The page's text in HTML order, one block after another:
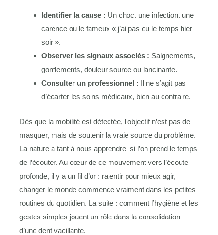
Identifier la cause : Un choc, une infection, une
carence ou le fameux « j’ai pas eu le temps hier
soir ».
Observer les signaux associés : Saignements,
gonflements, douleur sourde ou lancinante.
Consulter un professionnel : Il ne s’agit pas
d’écarter les soins médicaux, bien au contraire.
Dès que la mobilité est détectée, l’objectif n’est pas de
masquer, mais de soutenir la vraie source du problème.
La nature a tant à nous apprendre, si l’on prend le temps
de l’écouter. Au cœur de ce mouvement vers l’écoute
profonde, il y a un fil d’or : ralentir pour mieux agir,
changer le monde commence vraiment dans les petites
routines du quotidien. La suite : comment l’hygiène et les
gestes simples jouent un rôle dans la consolidation
d’une dent vacillante.